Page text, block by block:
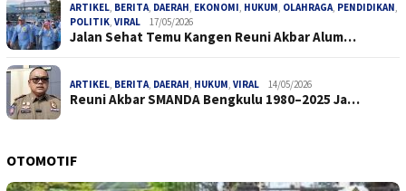
ARTIKEL, BERITA, DAERAH, EKONOMI, HUKUM, OLAHRAGA, PENDIDIKAN,
POLITIK, VIRAL 17/05/2026
Jalan Sehat Temu Kangen Reuni Akbar Alum…
ARTIKEL, BERITA, DAERAH, HUKUM, VIRAL 14/05/2026
Reuni Akbar SMANDA Bengkulu 1980–2025 Ja…
OTOMOTIF